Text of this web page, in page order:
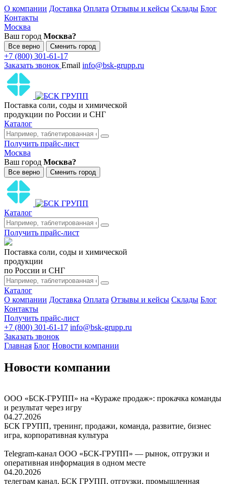
О компании Доставка Оплата Отзывы и кейсы Склады Блог
Контакты
Москва
Ваш город Москва?
Все верно Сменить город
+7 (800) 301-61-17
Заказать звонок Email info@bsk-grupp.ru
Поставка соли, соды и химической
продукции по России и СНГ
Каталог
Получить прайс-лист
Москва
Ваш город Москва?
Все верно Сменить город
Каталог
Получить прайс-лист
Поставка соли, соды и химической
продукции
по России и СНГ
Каталог
О компании Доставка Оплата Отзывы и кейсы Склады Блог
Контакты
Получить прайс-лист
+7 (800) 301-61-17 info@bsk-grupp.ru
Заказать звонок
Главная Блог Новости компании
Новости компании
ООО «БСК-ГРУПП» на «Кураже продаж»: прокачка команды
и результат через игру
04.27.2026
БСК ГРУПП, тренинг, продажи, команда, развитие, бизнес
игра, корпоративная культура
Telegram-канал ООО «БСК-ГРУПП» — рынок, отгрузки и
оперативная информация в одном месте
04.20.2026
телеграм канал, БСК ГРУПП, отгрузки, промышленная